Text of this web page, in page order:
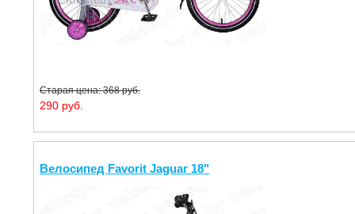
Старая цена: 368 руб.
290 руб.
Велосипед Favorit Jaguar 18"